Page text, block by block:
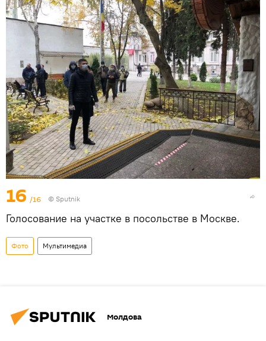
16 /16 © Sputnik
Голосование на участке в посольстве в Москве.
Фото Мультимедиа
Молдова